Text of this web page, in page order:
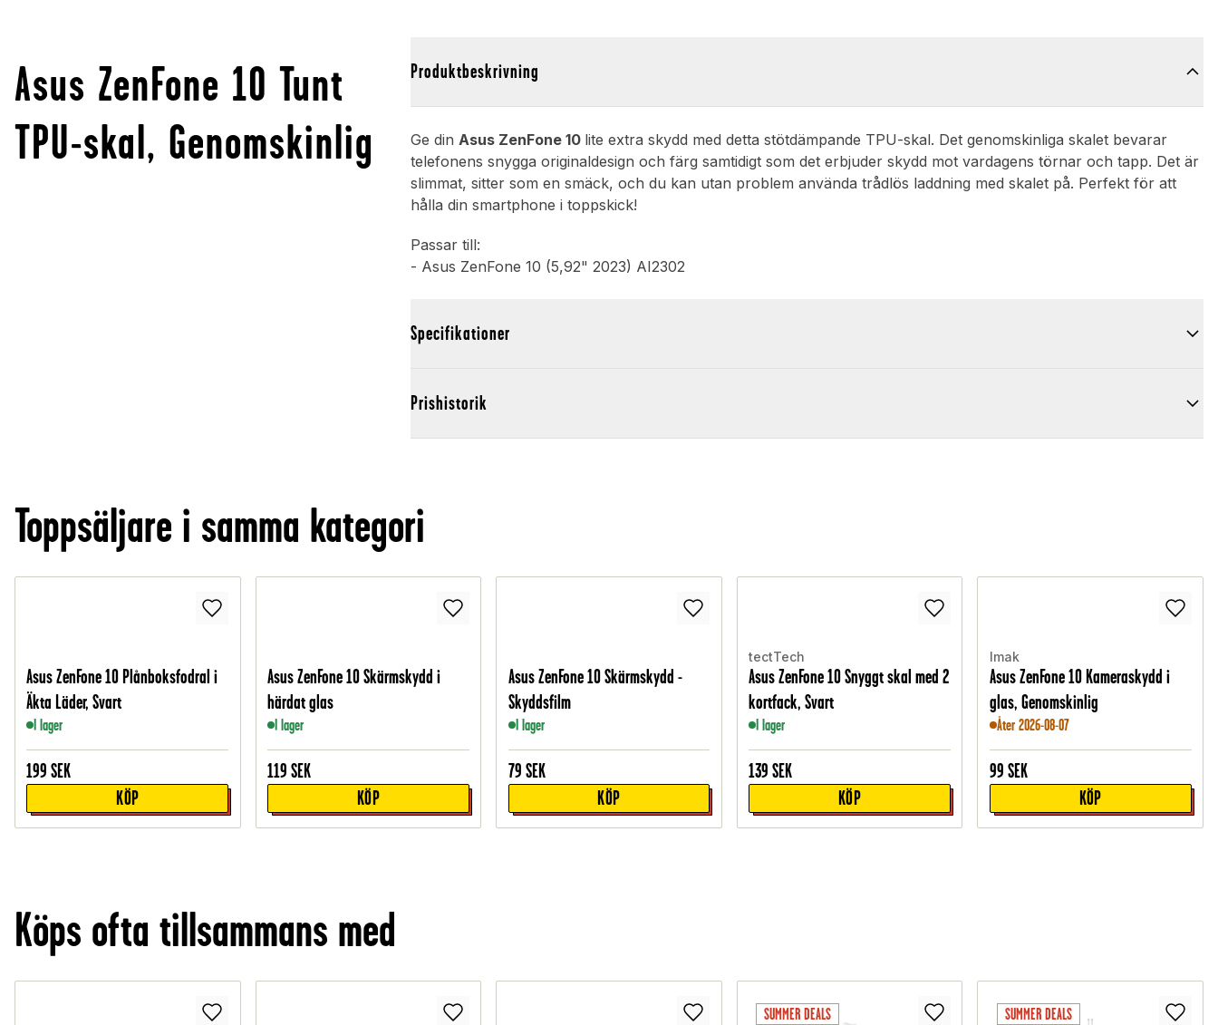
Asus ZenFone 10 Tunt
TPU-skal, Genomskinlig
Produktbeskrivning
Ge dinAsus ZenFone 10 lite extra skydd med detta stötdämpande TPU-skal. Det genomskinliga skalet bevarar
telefonens snygga originaldesign och färg samtidigt som det erbjuder skydd mot vardagens törnar och tapp. Det är
slimmat, sitter som en smäck, och du kan utan problem använda trådlös laddning med skalet på. Perfekt för att
hålla din smartphone i toppskick!
Passar till:
- Asus ZenFone 10 (5,92" 2023) AI2302
Specifikationer
Prishistorik
Toppsäljare i samma kategori
Asus ZenFone 10 Plånboksfodral i
Äkta Läder, Svart
I lager
199 SEK
KÖP
Asus ZenFone 10 Skärmskydd i
härdat glas
I lager
119 SEK
KÖP
Asus ZenFone 10 Skärmskydd -
Skyddsfilm
I lager
79 SEK
KÖP
tectTech
Asus ZenFone 10 Snyggt skal med 2
kortfack, Svart
I lager
139 SEK
KÖP
Imak
Asus ZenFone 10 Kameraskydd i
glas, Genomskinlig
Åter 2026-08-07
99 SEK
KÖP
Köps ofta tillsammans med
SUMMER DEALS
SUMMER DEALS